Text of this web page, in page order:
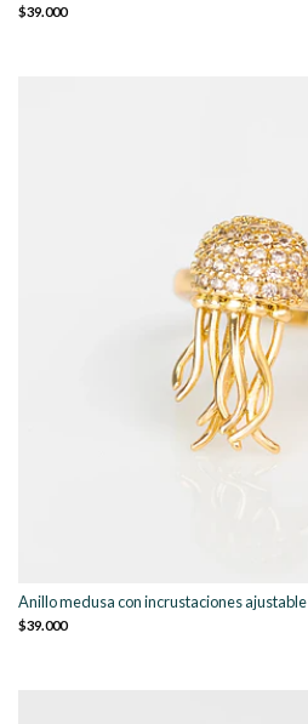
$39.000
Anillo medusa con incrustaciones ajustable
$39.000